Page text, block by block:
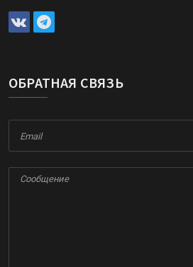
ОБРАТНАЯ СВЯЗЬ